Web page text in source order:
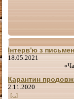
Інтерв'ю з
18.05.2021
«Час минає
Карантин
2.11.2020
[...]